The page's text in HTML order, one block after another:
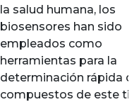
la salud humana, los
biosensores han sido
empleados como
herramientas para la
determinación rápida
compuestos de este